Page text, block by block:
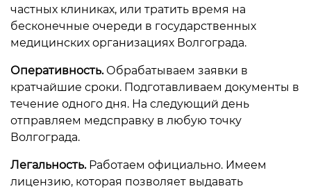
частных клиниках, или тратить время на
бесконечные очереди в государственных
медицинских организациях Волгограда.
Оперативность.Обрабатываем заявки в
кратчайшие сроки. Подготавливаем документы в
течение одного дня. На следующий день
отправляем медсправку в любую точку
Волгограда.
Легальность. Работаем официально. Имеем
лицензию, которая позволяет выдавать